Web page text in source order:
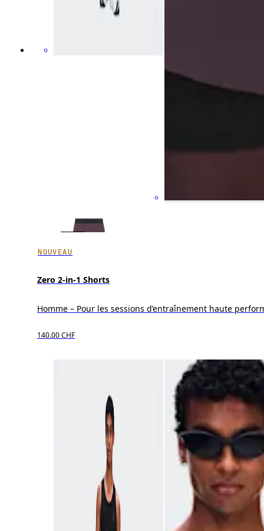
NOUVEAU
Zero 2-in-1 Shorts
Homme – Pour les sessions d’entraînement haute
140.00 CHF